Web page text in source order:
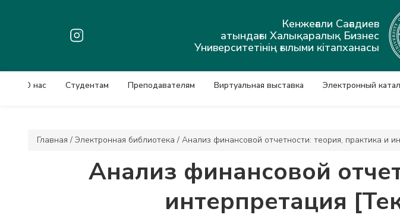
Кенжеғали Сағадиев
атындағы Халықаралық Бизнес
Университетінің ғылыми кітапханасы
О нас Студентам Преподавателям Виртуальная выставка Электронный
Главная / Электронная библиотека / Анализ финансовой отчетности: теория, практика и
Анализ финансовой
интерпретация